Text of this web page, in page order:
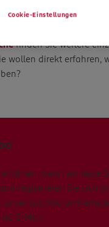
finden Sie weitere
wollen direkt erfahren,
wenn wir neue
registrieren Sie sich
Job Abo und
E-Mail.
Cookie-Einstellungen